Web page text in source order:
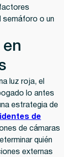
semáforo o un
luz roja, el
lo antes
estrategia de
de
de cámaras
quién
externas